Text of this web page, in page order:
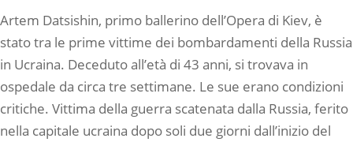
Artem Datsishin, primo ballerino dell’Opera di Kiev, è
stato tra le prime vittime dei bombardamenti della Russia
in Ucraina. Deceduto all’età di 43 anni, si trovava in
ospedale da circa tre settimane. Le sue erano condizioni
critiche. Vittima della guerra scatenata dalla Russia, ferito
nella capitale ucraina dopo soli due giorni dall’inizio del